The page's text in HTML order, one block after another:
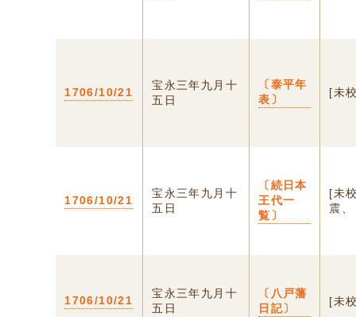
1706/10/21
宝永三年九月十
五日
〔泰平年
表〕
[未
1706/10/21
宝永三年九月十
五日
〔続日本
王代一
覧〕
[未
震、
1706/10/21
宝永三年九月十
五日
〔八戸藩
日記〕
[未